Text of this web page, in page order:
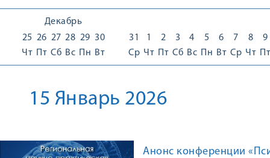
Декабрь
25
Чт
26
Пт
27
Сб
28
Вс
29
Пн
30
Вт
31
Ср
1
Чт
2
Пт
3
Сб
4
Вс
5
Пн
6
Вт
7
Ср
8
Чт
9
Пт
15 Январь 2026
Анонс конференции